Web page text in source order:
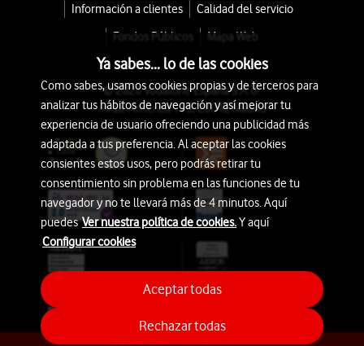
Información a clientes
Calidad del servicio
Fondos Públicos
Mapa Web
© 2026 Vodafone España S.A.U.
Avda. América 115, 28042 Madrid
Ya sabes... lo de las cookies
Como sabes, usamos cookies propias y de terceros para
analizar tus hábitos de navegación y así mejorar tu
experiencia de usuario ofreciendo una publicidad más
adaptada a tus preferencia. Al aceptar las cookies
consientes estos usos, pero podrás retirar tu
consentimiento sin problema en las funciones de tu
navegador y no te llevará más de 4 minutos. Aquí
puedesVer nuestra política de cookies.Y aquí
Configurar cookies
Rechazar todas
Aceptar todas